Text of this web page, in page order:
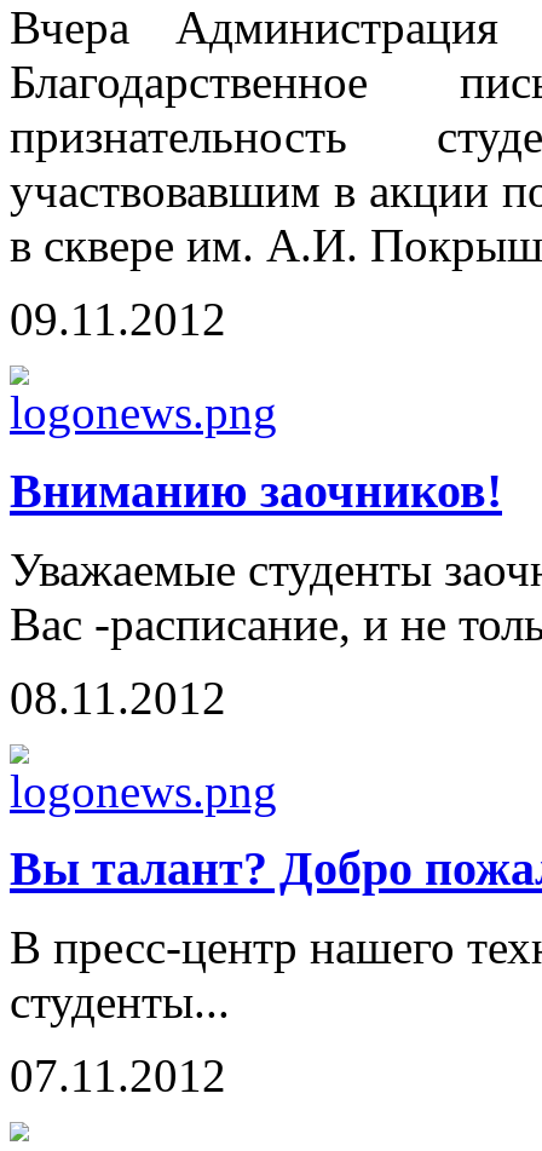
Вчера Администрация
Благодарственное
признательность
участвовавшим в акции
в сквере им. А.И.
09.11.2012
Вниманию заочников!
Уважаемые студенты
Вас -расписание, и не
08.11.2012
Вы талант? Добро
В пресс-центр нашего
студенты...
07.11.2012